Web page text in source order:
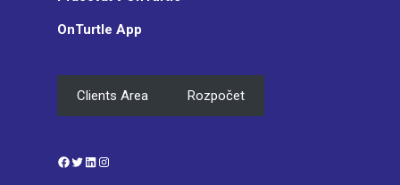
OnTurtle App
Clients Area Rozpočet
Facebook
TwitterLinkedIn